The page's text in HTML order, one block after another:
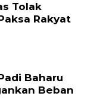
Tolak
Rakyat
Baharu
Beban